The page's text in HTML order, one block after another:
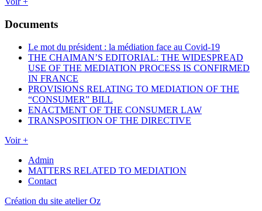
Documents
Le mot du président : la médiation face au Covid-19
THE CHAIMAN’S EDITORIAL: THE WIDESPREAD
USE OF THE MEDIATION PROCESS IS CONFIRMED
IN FRANCE
PROVISIONS RELATING TO MEDIATION OF THE
“CONSUMER” BILL
ENACTMENT OF THE CONSUMER LAW
TRANSPOSITION OF THE DIRECTIVE
Voir +
Admin
MATTERS RELATED TO MEDIATION
Contact
Création du site atelier Oz